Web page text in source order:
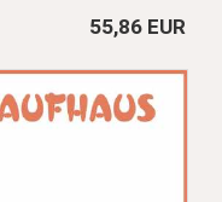
55,86 EUR